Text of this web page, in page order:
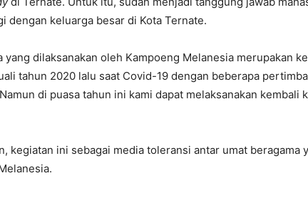
dengan keluarga besar di Kota Ternate.
yang dilaksanakan oleh Kampoeng Melanesia merupakan
tahun 2020 lalu saat Covid-19 dengan beberapa
di puasa tahun ini kami dapat melaksanakan kembali
kegiatan ini sebagai media toleransi antar umat beragama